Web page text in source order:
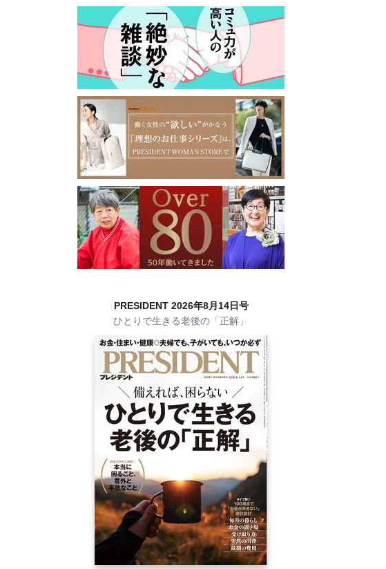
PRESIDENT 2026年8月14日号
ひとりで生きる老後の「正解」